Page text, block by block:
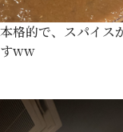
格的で、スパイス
ww